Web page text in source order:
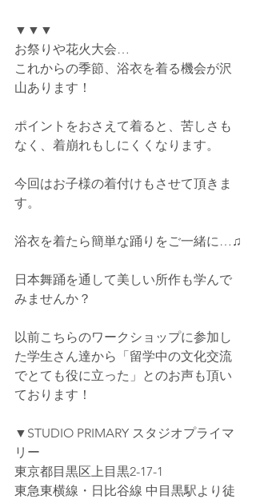
▼▼▼
お祭りや花火大会…
これからの季節、浴衣を着る機会が沢
山あります！
ポイントをおさえて着ると、苦しさも
なく、着崩れもしにくくなります。
今回はお子様の着付けもさせて頂きま
す。
浴衣を着たら簡単な踊りをご一緒に…♫
日本舞踊を通して美しい所作も学んで
みませんか？
以前こちらのワークショップに参加し
た学生さん達から「留学中の文化交流
でとても役に立った」とのお声も頂い
ております！
▼STUDIO PRIMARY スタジオプライマ
リー
東京都目黒区上目黒2-17-1
東急東横線・日比谷線 中目黒駅より徒